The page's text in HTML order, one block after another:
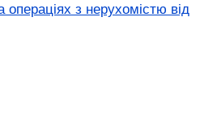
з нерухомістю від